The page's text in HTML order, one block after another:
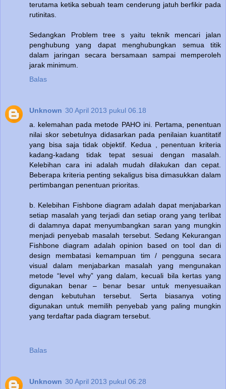
terutama ketika sebuah team cenderung jatuh berfikir pada
rutinitas.
Sedangkan Problem tree s yaitu teknik mencari jalan
penghubung yang dapat menghubungkan semua titik
dalam jaringan secara bersamaan sampai memperoleh
jarak minimum.
Balas
Unknown 30 April 2013 pukul 06.18
a. kelemahan pada metode PAHO ini. Pertama, penentuan
nilai skor sebetulnya didasarkan pada penilaian kuantitatif
yang bisa saja tidak objektif. Kedua , penentuan kriteria
kadang-kadang tidak tepat sesuai dengan masalah.
Kelebihan cara ini adalah mudah dilakukan dan cepat.
Beberapa kriteria penting sekaligus bisa dimasukkan dalam
pertimbangan penentuan prioritas.
b. Kelebihan Fishbone diagram adalah dapat menjabarkan
setiap masalah yang terjadi dan setiap orang yang terlibat
di dalamnya dapat menyumbangkan saran yang mungkin
menjadi penyebab masalah tersebut. Sedang Kekurangan
Fishbone diagram adalah opinion based on tool dan di
design membatasi kemampuan tim / pengguna secara
visual dalam menjabarkan masalah yang mengunakan
metode “level why” yang dalam, kecuali bila kertas yang
digunakan benar – benar besar untuk menyesuaikan
dengan kebutuhan tersebut. Serta biasanya voting
digunakan untuk memilih penyebab yang paling mungkin
yang terdaftar pada diagram tersebut.
Balas
Unknown 30 April 2013 pukul 06.28